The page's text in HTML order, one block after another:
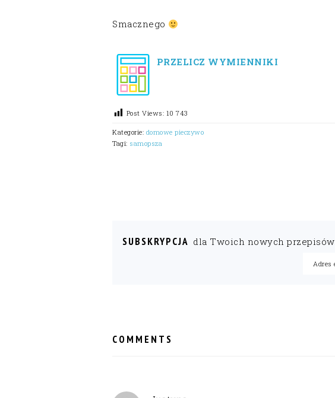
Smacznego
PRZELICZ WYMIENNIKI
Post Views: 10 743
Kategorie: domowe pieczywo
Tagi: samopsza
SUBSKRYPCJA dla Twoich nowych przepisów
COMMENTS